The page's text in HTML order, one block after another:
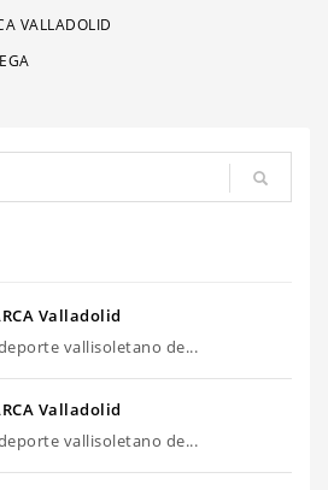
VALLADOLID
Valladolid
vallisoletano de...
Valladolid
vallisoletano de...